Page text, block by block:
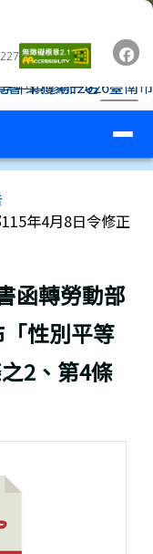
年4月8日令修正
函轉勞動部
性別平等
2、第4條